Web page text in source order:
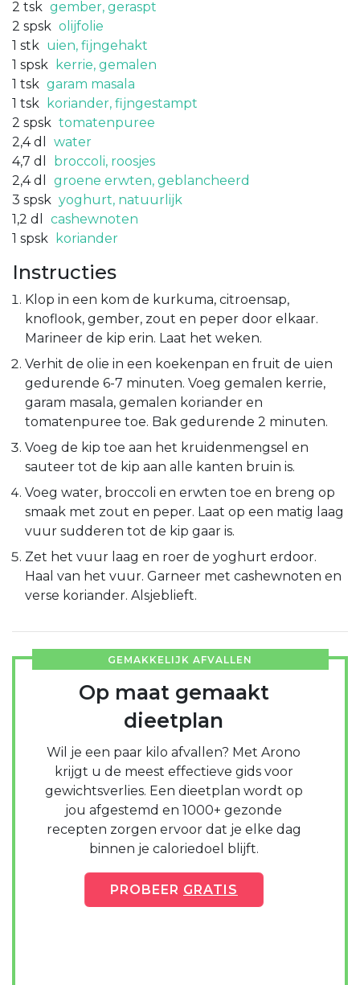
2 tsk gember, geraspt
2 spsk olijfolie
1 stk uien, fijngehakt
1 spsk
kerrie, gemalen
1 tsk garam masala
1 tsk
koriander, fijngestampt
2 spsk tomatenpuree
2,4 dl
water
4,7 dl
broccoli, roosjes
2,4 dl
groene erwten, geblancheerd
3 spsk yoghurt, natuurlijk
1,2 dl
cashewnoten
1 spsk koriander
Instructies
Klop in een kom de kurkuma, citroensap,
knoflook, gember, zout en peper door elkaar.
Marineer de kip erin. Laat het weken.
Verhit de olie in een koekenpan en fruit de uien
gedurende 6-7 minuten. Voeg gemalen kerrie,
garam masala, gemalen koriander en
tomatenpuree toe. Bak gedurende 2 minuten.
Voeg de kip toe aan het kruidenmengsel en
sauteer tot de kip aan alle kanten bruin is.
Voeg water, broccoli en erwten toe en breng op
smaak met zout en peper. Laat op een matig laag
vuur sudderen tot de kip gaar is.
Zet het vuur laag en roer de yoghurt erdoor.
Haal van het vuur. Garneer met cashewnoten en
verse koriander. Alsjeblieft.
GEMAKKELIJK AFVALLEN
Op maat gemaakt
dieetplan
Wil je een paar kilo afvallen? Met Arono
krijgt u de meest effectieve gids voor
gewichtsverlies. Een dieetplan wordt op
jou afgestemd en 1000+ gezonde
recepten zorgen ervoor dat je elke dag
binnen je caloriedoel blijft.
PROBEER GRATIS